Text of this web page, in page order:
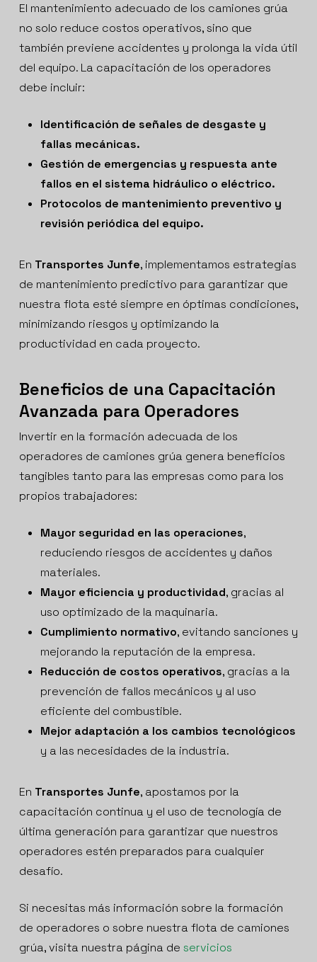
El mantenimiento adecuado de los camiones grúa
no solo reduce costos operativos, sino que
también previene accidentes y prolonga la vida útil
del equipo. La capacitación de los operadores
debe incluir:
Identificación de señales de desgaste y
fallas mecánicas.
Gestión de emergencias y respuesta ante
fallos en el sistema hidráulico o eléctrico.
Protocolos de mantenimiento preventivo y
revisión periódica del equipo.
En Transportes Junfe, implementamos estrategias
de mantenimiento predictivo para garantizar que
nuestra flota esté siempre en óptimas condiciones,
minimizando riesgos y optimizando la
productividad en cada proyecto.
Beneficios de una Capacitación
Avanzada para Operadores
Invertir en la formación adecuada de los
operadores de camiones grúa genera beneficios
tangibles tanto para las empresas como para los
propios trabajadores:
Mayor seguridad en las operaciones,
reduciendo riesgos de accidentes y daños
materiales.
Mayor eficiencia y productividad, gracias al
uso optimizado de la maquinaria.
Cumplimiento normativo, evitando sanciones y
mejorando la reputación de la empresa.
Reducción de costos operativos, gracias a la
prevención de fallos mecánicos y al uso
eficiente del combustible.
Mejor adaptación a los cambios tecnológicos
y a las necesidades de la industria.
En Transportes Junfe, apostamos por la
capacitación continua y el uso de tecnología de
última generación para garantizar que nuestros
operadores estén preparados para cualquier
desafío.
Si necesitas más información sobre la formación
de operadores o sobre nuestra flota de camiones
grúa, visita nuestra página de servicios